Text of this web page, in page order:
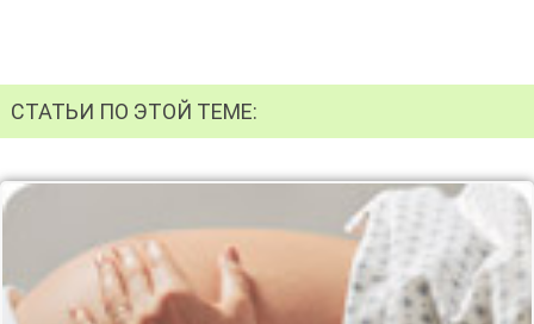
СТАТЬИ ПО ЭТОЙ ТЕМЕ: